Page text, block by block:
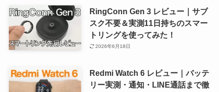
RingConn Gen 3 レビュー｜サブ
スク不要＆実測11日持ちのスマー
トリングを使ってみた！
2026年6月18日
Redmi Watch 6 レビュー｜バッテ
リー実測・通知・LINE通話まで徹